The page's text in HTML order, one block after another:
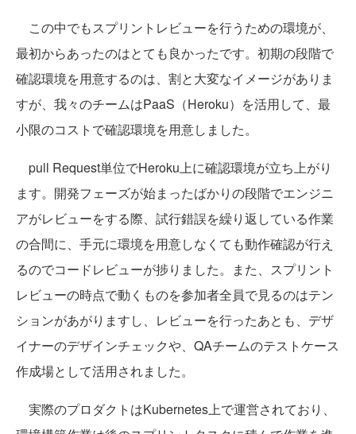
この中でもスプリントレビューを行うための環境が、
最初からあったのはとても良かったです。初期の段階で
確認環境を用意するのは、割と大変なイメージがありま
すが、我々のチームはPaaS（Heroku）を活用して、最
小限のコストで確認環境を用意しました。
pull Request単位でHeroku上に確認環境が立ち上がり
ます。開発フェーズが始まったばかりの段階でエンジニ
アがレビューをする際、試行錯誤を繰り返している作業
の合間に、手元に環境を用意しなくても動作確認が行え
るのでコードレビューが捗りました。また、スプリント
レビューの時点で動くものを参加者全員で見るのはテン
ションがあがりますし、レビューを行ったあとも、デザ
イナーのデザインチェックや、QAチームのテストケース
作成場として活用されました。
実際のプロダクトはKubernetes上で運営されており、